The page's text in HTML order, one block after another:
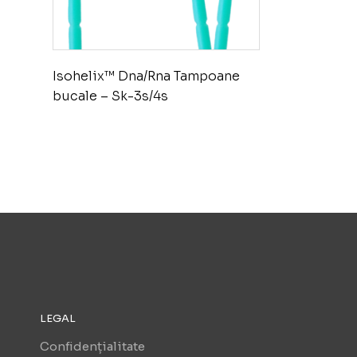
Isohelix™ Dna/Rna Tampoane
bucale – Sk-3s/4s
LEGAL
Confidențialitate